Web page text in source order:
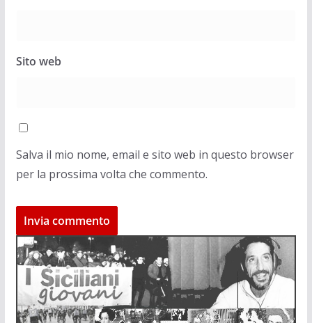
Sito web
Salva il mio nome, email e sito web in questo browser
per la prossima volta che commento.